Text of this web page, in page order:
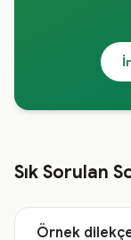
Sık Sorulan
Örnek